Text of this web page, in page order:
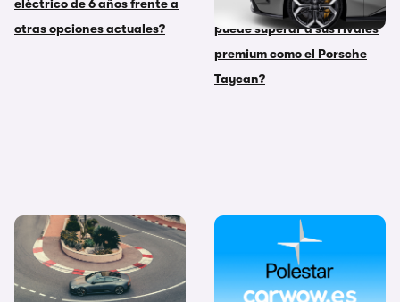
eléctrico de 6 años frente a
otras opciones actuales?
elegante y lujoso, ¿pero
puede superar a sus rivales
premium como el Porsche
Taycan?
El Polestar 5 ya está aquí:
670 km de autonomía y 884
CV combinados con el lujo
carwow da la bienvenida a
Polestar: configura y
compra sus modelos con